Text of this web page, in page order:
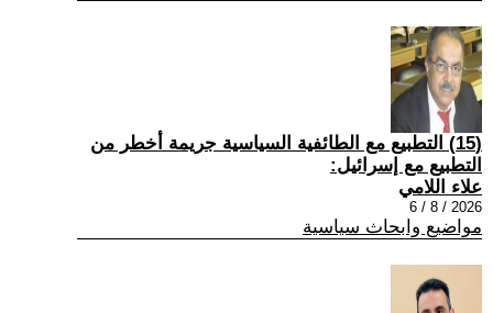
(15) التطبيع مع الطائفية السياسية جريمة أخطر من
التطبيع مع إسرائيل:
علاء اللامي
2026 / 8 / 6
مواضيع وابحاث سياسية